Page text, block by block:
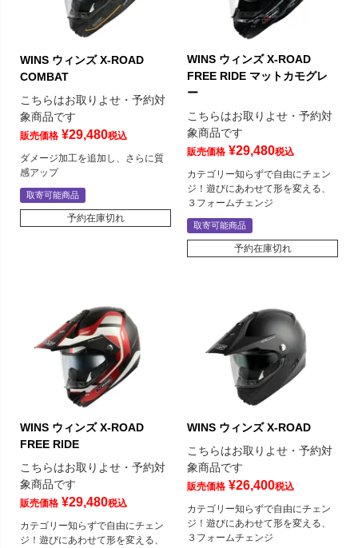
WINS ウィンズ X-ROAD
COMBAT
こちらはお取りよせ・予約対
象商品です
販売価格 ¥29,480税込
ダメージ加工を追加し、さらに質
感アップ
取寄可能商品
予約在庫切れ
WINS ウィンズ X-ROAD
FREE RIDE マットカモグレ
ー
こちらはお取りよせ・予約対
象商品です
販売価格 ¥29,480税込
カテゴリー知らずで自由にチェン
ジ！遊びにあわせて形を変える、
３フォームチェンジ
取寄可能商品
予約在庫切れ
WINS ウィンズ X-ROAD
FREE RIDE
こちらはお取りよせ・予約対
象商品です
販売価格 ¥29,480税込
カテゴリー知らずで自由にチェン
ジ！遊びにあわせて形を変える、
WINS ウィンズ X-ROAD
こちらはお取りよせ・予約対
象商品です
販売価格 ¥26,400税込
カテゴリー知らずで自由にチェン
ジ！遊びにあわせて形を変える、
３フォームチェンジ